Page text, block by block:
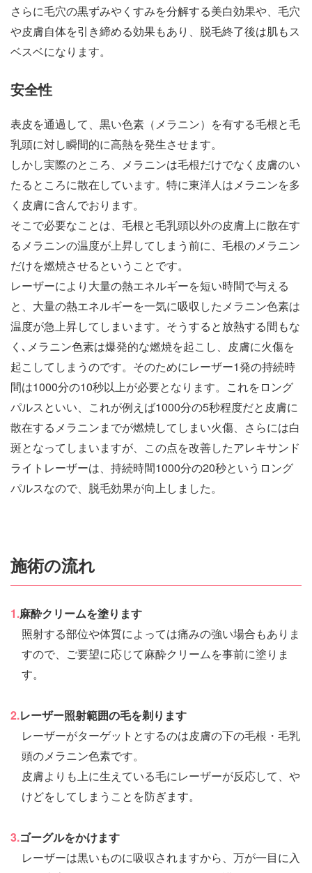
さらに毛穴の黒ずみやくすみを分解する美白効果や、毛穴
や皮膚自体を引き締める効果もあり、脱毛終了後は肌もス
ベスベになります。
安全性
表皮を通過して、黒い色素（メラニン）を有する毛根と毛
乳頭に対し瞬間的に高熱を発生させます。
しかし実際のところ、メラニンは毛根だけでなく皮膚のい
たるところに散在しています。特に東洋人はメラニンを多
く皮膚に含んでおります。
そこで必要なことは、毛根と毛乳頭以外の皮膚上に散在す
るメラニンの温度が上昇してしまう前に、毛根のメラニン
だけを燃焼させるということです。
レーザーにより大量の熱エネルギーを短い時間で与える
と、大量の熱エネルギーを一気に吸収したメラニン色素は
温度が急上昇してしまいます。そうすると放熱する間もな
く､メラニン色素は爆発的な燃焼を起こし、皮膚に火傷を
起こしてしまうのです。そのためにレーザー1発の持続時
間は1000分の10秒以上が必要となります。これをロング
パルスといい、これが例えば1000分の5秒程度だと皮膚に
散在するメラニンまでが燃焼してしまい火傷、さらには白
斑となってしまいますが、この点を改善したアレキサンド
ライトレーザーは、持続時間1000分の20秒というロング
パルスなので、脱毛効果が向上しました。
施術の流れ
1.麻酔クリームを塗ります
照射する部位や体質によっては痛みの強い場合もありま
すので、ご要望に応じて麻酔クリームを事前に塗りま
す。
2.レーザー照射範囲の毛を剃ります
レーザーがターゲットとするのは皮膚の下の毛根・毛乳
頭のメラニン色素です。
皮膚よりも上に生えている毛にレーザーが反応して、や
けどをしてしまうことを防ぎます。
3.ゴーグルをかけます
レーザーは黒いものに吸収されますから、万が一目に入